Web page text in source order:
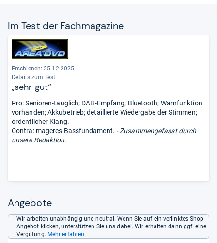
Im Test der Fach­ma­ga­zine
Erschienen: 25.12.2025
Details zum Test
„sehr gut“
Pro: Senioren-tauglich; DAB-Empfang; Bluetooth; Warnfunktion
vorhanden; Akkubetrieb; detaillierte Wiedergabe der Stimmen;
ordentlicher Klang.
Contra: mageres Bassfundament. - Zusammengefasst durch
unsere Redaktion.
Angebote
Wir arbeiten unabhängig und neutral. Wenn Sie auf ein verlinktes Shop-
Angebot klicken, unterstützen Sie uns dabei. Wir erhalten dann ggf. eine
Vergütung. Mehr erfahren